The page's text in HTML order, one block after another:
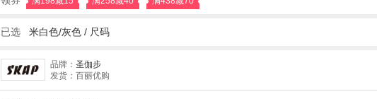
已选 米白色/灰色 / 尺码
品牌： 圣伽步
发货：百丽优购